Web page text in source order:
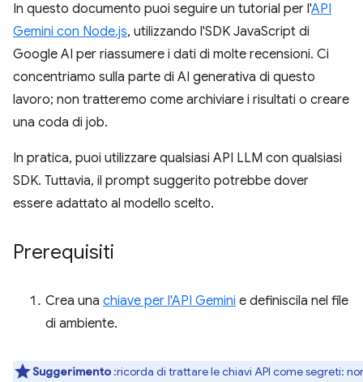
In questo documento puoi seguire un tutorial per l'API
Gemini con Node.js, utilizzando l'SDK JavaScript di
Google AI per riassumere i dati di molte recensioni. Ci
concentriamo sulla parte di AI generativa di questo
lavoro; non tratteremo come archiviare i risultati o creare
una coda di job.
In pratica, puoi utilizzare qualsiasi API LLM con qualsiasi
SDK. Tuttavia, il prompt suggerito potrebbe dover
essere adattato al modello scelto.
Prerequisiti
Crea una chiave per l'API Gemini e definiscila nel file
di ambiente.
Suggerimento :ricorda di trattare le chiavi API come segreti: